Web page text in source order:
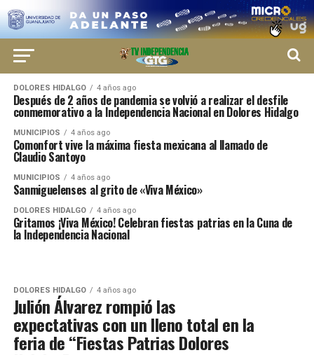
DOLORES HIDALGO 4 años ago
Después de 2 años de pandemia se volvió a realizar el desfile
conmemorativo a la Independencia Nacional en Dolores Hidalgo
MUNICIPIOS 4 años ago
Comonfort vive la máxima fiesta mexicana al llamado de
Claudio Santoyo
MUNICIPIOS 4 años ago
Sanmiguelenses al grito de «Viva México»
DOLORES HIDALGO 4 años ago
Gritamos ¡Viva México! Celebran fiestas patrias en la Cuna de
la Independencia Nacional
DOLORES HIDALGO 4 años ago
Julión Álvarez rompió las
expectativas con un lleno total en la
feria de “Fiestas Patrias Dolores